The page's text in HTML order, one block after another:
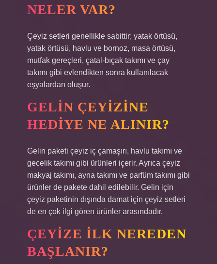
NELER VAR?
Çeyiz setleri genellikle sabittir; yatak örtüsü,
yatak örtüsü, havlu ve bornoz, masa örtüsü,
mutfak gereçleri, çatal-bıçak takımı ve çay
takımı gibi evlendikten sonra kullanılacak
eşyalardan oluşur.
GELIN ÇEYIZINE
HEDIYE NE ALINIR?
Gelin paketi çeyiz iç çamaşırı, havlu takımı ve
gecelik takımı gibi ürünleri içerir. Ayrıca çeyiz
makyaj takımı, ayna takımı ve parfüm takımı gibi
ürünler de pakete dahil edilebilir. Gelin için
çeyiz paketinin dışında damat için çeyiz setleri
de en çok ilgi gören ürünler arasındadır.
ÇEYIZE ILK NEREDEN
BAŞLANIR?